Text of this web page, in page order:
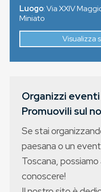
Luogo:Via XXIV
Miniato
Visualizza
Organizzi eventi
Promuovili sul
Se stai
paesana o un
Toscana,
conoscere!